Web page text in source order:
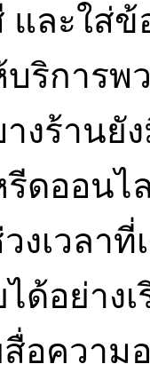
และใส่
บริการ
งร้านยั
รีดออน
งเวลา
ด้อย่าง
อความ